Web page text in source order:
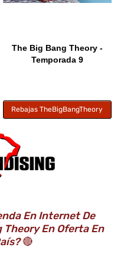
The Big Bang Theory -
Temporada 9
Rebajas TheBigBangTheory
En Internet De
Theory En Oferta En
🔴